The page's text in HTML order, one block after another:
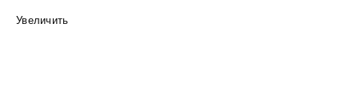
Увеличить